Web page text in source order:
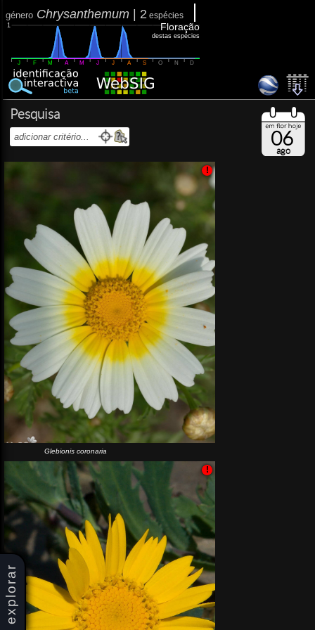
explorar
género Chrysanthemum 2 espécies
1
J F M A M J J A S O N D
Floração
destas espécies
Pesquisa
06
ago
Glebionis coronaria
!
!